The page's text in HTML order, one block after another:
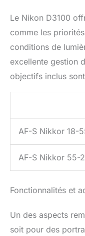
Le Nikon D3100
comme les
conditions de
excellente gestion
objectifs inclus
AF-S Nikkor 18-
AF-S Nikkor 55-
Fonctionnalités et
Un des aspects
soit pour des